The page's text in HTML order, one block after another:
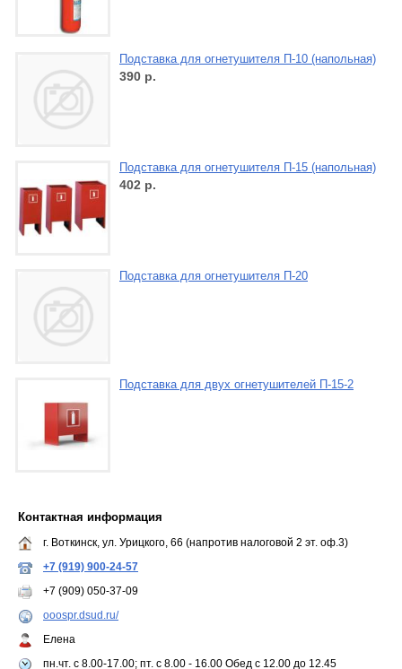
Подставка для огнетушителя П-10 (напольная)
390 р.
Подставка для огнетушителя П-15 (напольная)
402 р.
Подставка для огнетушителя П-20
Подставка для двух огнетушителей П-15-2
Контактная информация
г. Воткинск, ул. Урицкого, 66 (напротив налоговой 2 эт. оф.3)
+7 (919) 900-24-57
+7 (909) 050-37-09
ooospr.dsud.ru/
Елена
пн.чт. с 8.00-17.00; пт. с 8.00 - 16.00 Обед с 12.00 до 12.45